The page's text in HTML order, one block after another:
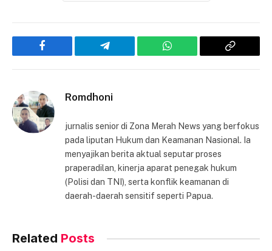
Facebook Telegram WhatsApp
Copy
Romdhoni
jurnalis senior di Zona Merah News yang berfokus
pada liputan Hukum dan Keamanan Nasional. Ia
menyajikan berita aktual seputar proses
praperadilan, kinerja aparat penegak hukum
(Polisi dan TNI), serta konflik keamanan di
daerah-daerah sensitif seperti Papua.
Related Posts